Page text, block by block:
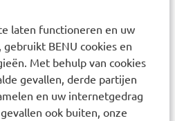
laten functioneren en uw
BENU cookies en
Met behulp van cookies
gevallen, derde partijen
en uw internetgedrag
ook buiten, onze
miljard?Lactobacillus
12,5 miljard?
07?. 1 capsule bevat 160
vitamine D.
Metagenics